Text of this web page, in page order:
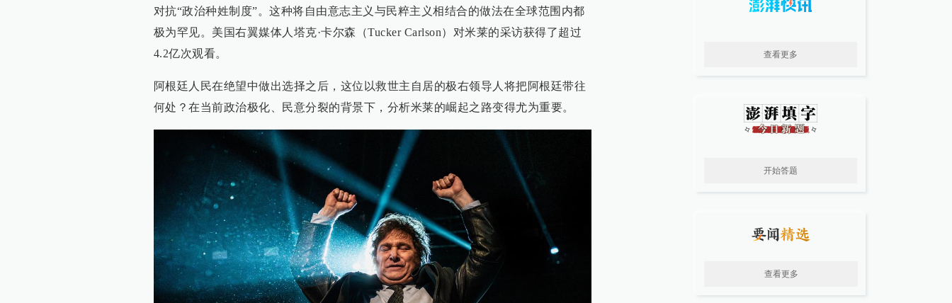
对抗“政治种姓制度”。这种将自由意志主义与民粹主义相结合的做法在全球范围内都
极为罕见。美国右翼媒体人塔克·卡尔森（Tucker Carlson）对米莱的采访获得了超过
4.2亿次观看。
阿根廷人民在绝望中做出选择之后，这位以救世主自居的极右领导人将把阿根廷带往
何处？在当前政治极化、民意分裂的背景下，分析米莱的崛起之路变得尤为重要。
查看更多
开始答题
查看更多